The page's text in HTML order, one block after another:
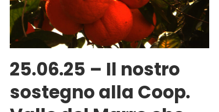
25.06.25 – Il nostro
sostegno alla Coop.